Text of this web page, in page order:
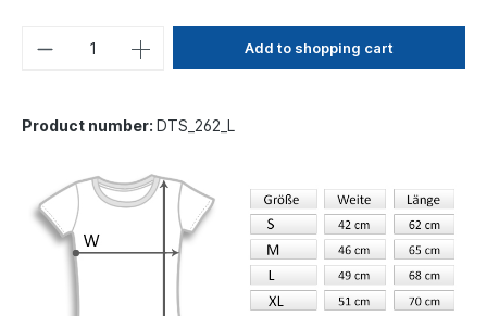
Add to shopping cart
Product number: DTS_262_L